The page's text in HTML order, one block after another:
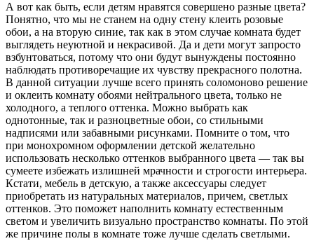
А вот как быть, если детям нравятся совершено разные цвета?
Понятно, что мы не станем на одну стену клеить розовые
обои, а на вторую синие, так как в этом случае комната будет
выглядеть неуютной и некрасивой. Да и дети могут запросто
взбунтоваться, потому что они будут вынуждены постоянно
наблюдать противоречащие их чувству прекрасного полотна.
В данной ситуации лучше всего принять соломоново решение
и оклеить комнату обоями нейтрального цвета, только не
холодного, а теплого оттенка. Можно выбрать как
однотонные, так и разноцветные обои, со стильными
надписями или забавными рисунками. Помните о том, что
при монохромном оформлении детской желательно
использовать несколько оттенков выбранного цвета — так вы
сумеете избежать излишней мрачности и строгости интерьера.
Кстати, мебель в детскую, а также аксессуары следует
приобретать из натуральных материалов, причем, светлых
оттенков. Это поможет наполнить комнату естественным
светом и увеличить визуально пространство комнаты. По этой
же причине полы в комнате тоже лучше сделать светлыми.